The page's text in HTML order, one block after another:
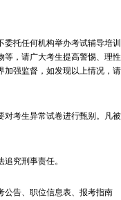
托任何机构举办考试辅导培训
等，请广大考生提高警惕、理性
加强监督，如发现以上情况，请
考生异常试卷进行甄别。凡被
究刑事责任。
告、职位信息表、报考指南